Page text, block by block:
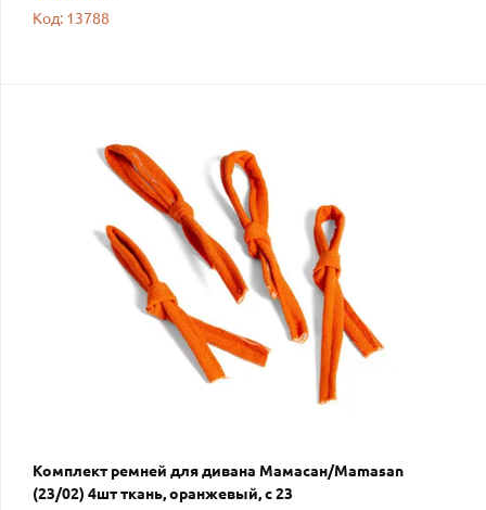
Код: 13788
Комплект ремней для дивана Мамасан/Mamasan
(23/02) 4шт ткань, оранжевый, с 23